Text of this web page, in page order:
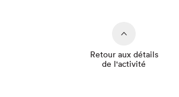
Retour aux détails
de l'activité